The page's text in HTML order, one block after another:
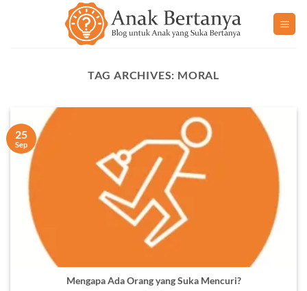
TAG ARCHIVES: MORAL
Mengapa Ada Orang yang Suka Mencuri?
25
Sep